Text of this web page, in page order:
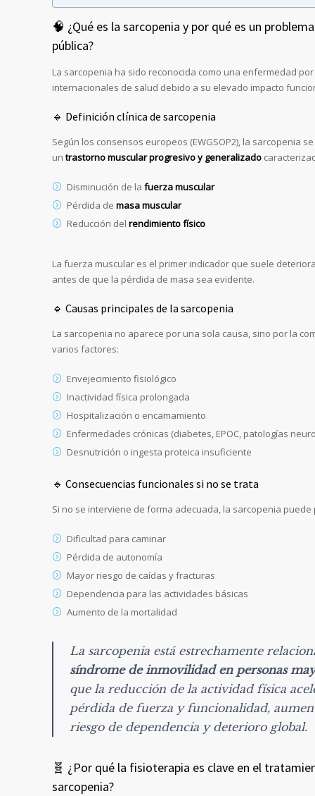
🧠 ¿Qué es la sarcopenia y por qué es un
pública?
La sarcopenia ha sido reconocida como una enfermedad
internacionales de salud debido a su elevado impacto
🔹 Definición clínica de sarcopenia
Según los consensos europeos (EWGSOP2), la sarcopenia
untrastorno muscular progresivo y generalizado
Disminución de la fuerza muscular
Pérdida de masa muscular
Reducción del rendimiento físico
La fuerza muscular es el primer indicador que suele
antes de que la pérdida de masa sea evidente.
🔹 Causas principales de la sarcopenia
La sarcopenia no aparece por una sola causa, sino por la
varios factores:
Envejecimiento fisiológico
Inactividad física prolongada
Hospitalización o encamamiento
Enfermedades crónicas (diabetes, EPOC, patologías
Desnutrición o ingesta proteica insuficiente
🔹 Consecuencias funcionales si no se trata
Si no se interviene de forma adecuada, la sarcopenia puede
Dificultad para caminar
Pérdida de autonomía
Mayor riesgo de caídas y fracturas
Dependencia para las actividades básicas
Aumento de la mortalidad
La sarcopenia está estrechamente
síndrome de inmovilidad en personas
que la reducción de la actividad física
pérdida de fuerza y funcionalidad,
riesgo de dependencia y deterioro global.
🧬 ¿Por qué la fisioterapia es clave en el
sarcopenia?